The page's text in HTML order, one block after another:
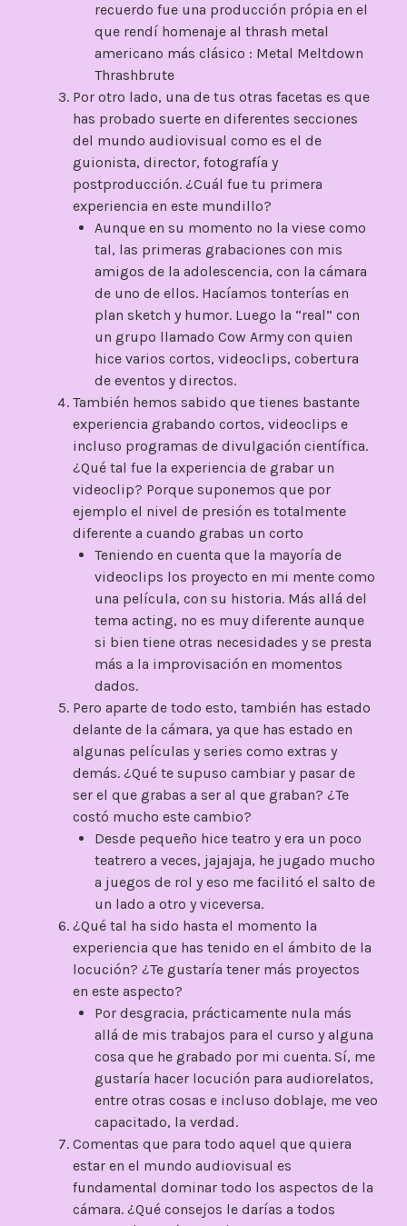
recuerdo fue una producción própia en el
que rendí homenaje al thrash metal
americano más clásico : Metal Meltdown
Thrashbrute
Por otro lado, una de tus otras facetas es que
has probado suerte en diferentes secciones
del mundo audiovisual como es el de
guionista, director, fotografía y
postproducción. ¿Cuál fue tu primera
experiencia en este mundillo?
Aunque en su momento no la viese como
tal, las primeras grabaciones con mis
amigos de la adolescencia, con la cámara
de uno de ellos. Hacíamos tonterías en
plan sketch y humor. Luego la “real” con
un grupo llamado Cow Army con quien
hice varios cortos, videoclips, cobertura
de eventos y directos.
También hemos sabido que tienes bastante
experiencia grabando cortos, videoclips e
incluso programas de divulgación científica.
¿Qué tal fue la experiencia de grabar un
videoclip? Porque suponemos que por
ejemplo el nivel de presión es totalmente
diferente a cuando grabas un corto
Teniendo en cuenta que la mayoría de
videoclips los proyecto en mi mente como
una película, con su historia. Más allá del
tema acting, no es muy diferente aunque
si bien tiene otras necesidades y se presta
más a la improvisación en momentos
dados.
Pero aparte de todo esto, también has estado
delante de la cámara, ya que has estado en
algunas películas y series como extras y
demás. ¿Qué te supuso cambiar y pasar de
ser el que grabas a ser al que graban? ¿Te
costó mucho este cambio?
Desde pequeño hice teatro y era un poco
teatrero a veces, jajajaja, he jugado mucho
a juegos de rol y eso me facilitó el salto de
un lado a otro y viceversa.
¿Qué tal ha sido hasta el momento la
experiencia que has tenido en el ámbito de la
locución? ¿Te gustaría tener más proyectos
en este aspecto?
Por desgracia, prácticamente nula más
allá de mis trabajos para el curso y alguna
cosa que he grabado por mi cuenta. Sí, me
gustaría hacer locución para audiorelatos,
entre otras cosas e incluso doblaje, me veo
capacitado, la verdad.
Comentas que para todo aquel que quiera
estar en el mundo audiovisual es
fundamental dominar todo los aspectos de la
cámara. ¿Qué consejos le darías a todos